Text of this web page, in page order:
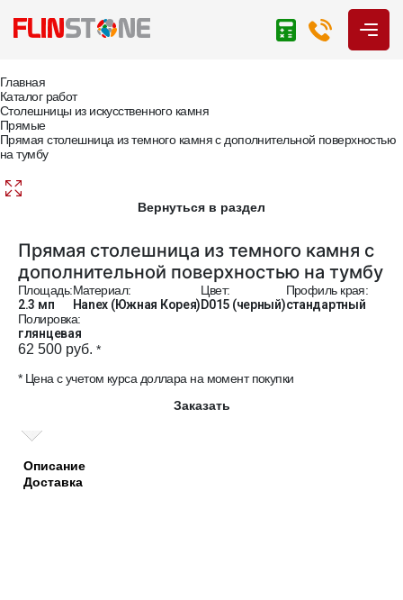
Главная
Каталог работ
Столешницы из искусственного камня
Прямые
Прямая столешница из темного камня с дополнительной поверхностью
на тумбу
Вернуться в раздел
Прямая столешница из темного камня с
дополнительной поверхностью на тумбу
Площадь:
2.3 мп
Материал:
Hanex (Южная Корея)
Цвет:
D015 (черный)
Профиль края:
стандартный
Полировка:
глянцевая
62 500 руб. *
* Цена с учетом курса доллара на момент покупки
Заказать
Описание
Доставка